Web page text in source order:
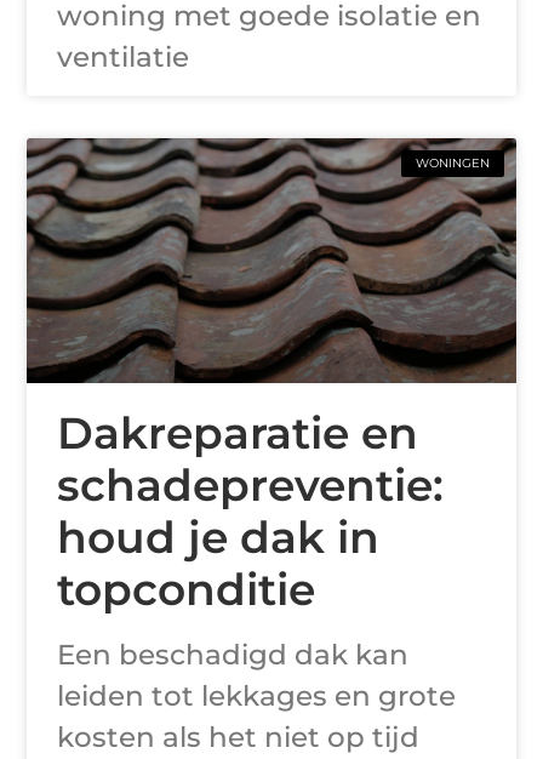
woning met goede isolatie en
ventilatie
WONINGEN
Dakreparatie en
schadepreventie:
houd je dak in
topconditie
Een beschadigd dak kan
leiden tot lekkages en grote
kosten als het niet op tijd